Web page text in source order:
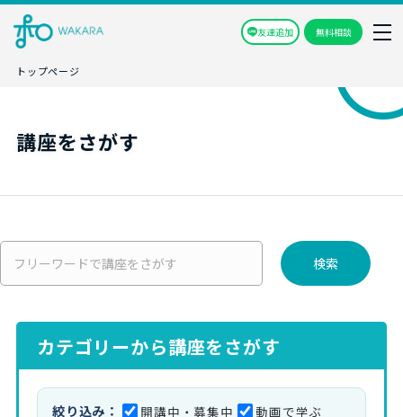
友達追加 無料相談
トップページ
講座をさがす
検索
カテゴリーから講座をさがす
絞り込み： 開講中・募集中
動画で学ぶ